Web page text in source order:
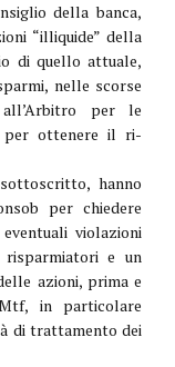
della banca,
“illi­quide” della
di quello attuale,
nelle scorse
per le
per ottenere il ri­
hanno
per chiedere
violazioni
e un
azioni, prima e
in particolare
di trat­tamento dei